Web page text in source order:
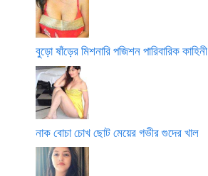
বুড়ো ষাঁড়ের মিশনারি পজিশন পারিবারিক কাহিনী
নাক বোচা চোখ ছোট মেয়ের গভীর গুদের খাল